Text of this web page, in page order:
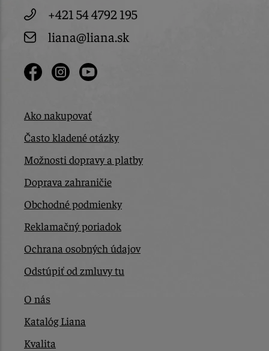
+421 54 4792 195
liana@liana.sk
Ako nakupovať
Často kladené otázky
Možnosti dopravy a platby
Doprava zahraničie
Obchodné podmienky
Reklamačný poriadok
Ochrana osobných údajov
Odstúpiť od zmluvy tu
O nás
Katalóg Liana
Kvalita